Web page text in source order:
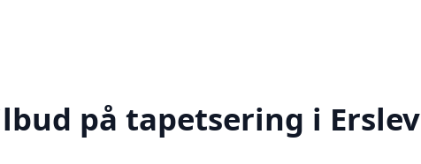
på tapetsering i Erslev